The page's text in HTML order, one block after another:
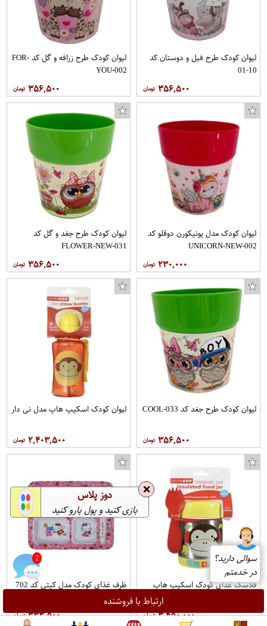
ارتباط با فروشنده
لیوان کودک طرح فیل و دوستان کد
10-01
۳۵۶,۵۰۰
لیوان کودک طرح زرافه و گل کد FOR-
YOU-002
۳۵۶,۵۰۰
لیوان کودک مدل یونیکورن دوقلو کد
UNICORN-NEW-002
۲۳۰,۰۰۰
لیوان کودک طرح جغد و گل کد
FLOWER-NEW-031
۳۵۶,۵۰۰
لیوان کودک طرح جغد کد COOL-033
۳۵۶,۵۰۰
لیوان کودک اسکیپ هاپ مدل نی دار
۲,۴۰۳,۵۰۰
فلاسک غذای کودک اسکیپ هاپ
۳,۴۵۰,۰۰۰
ظرف غذای کودک مدل کیتی کد 702
۳۳۳,۵۰۰
❌
سوالی دارید؟
در خدمتم
2
❌ دوز پلاس
بازی کنید و پول پارو کنید